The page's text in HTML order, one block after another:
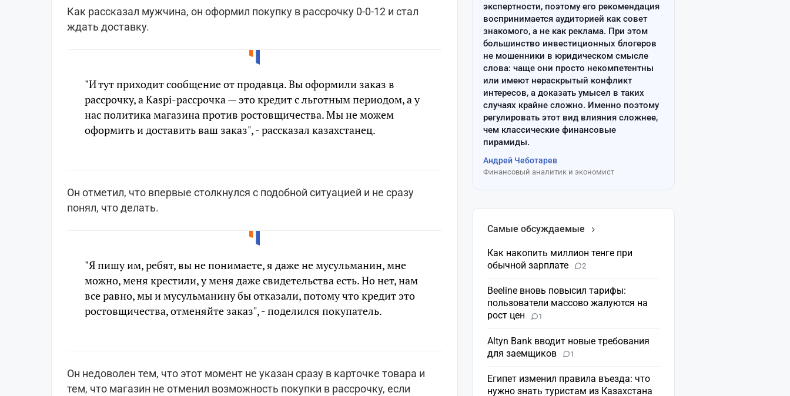
Как рассказал мужчина, он оформил покупку в рассрочку 0-0-12 и стал
ждать доставку.
"И тут приходит сообщение от продавца. Вы оформили заказ в
рассрочку, а Kaspi-рассрочка — это кредит с льготным периодом, а у
нас политика магазина против ростовщичества. Мы не можем
оформить и доставить ваш заказ", - рассказал казахстанец.
Он отметил, что впервые столкнулся с подобной ситуацией и не сразу
понял, что делать.
"Я пишу им, ребят, вы не понимаете, я даже не мусульманин, мне
можно, меня крестили, у меня даже свидетельства есть. Но нет, нам
все равно, мы и мусульманину бы отказали, потому что кредит это
ростовщичества, отменяйте заказ", - поделился покупатель.
Он недоволен тем, что этот момент не указан сразу в карточке товара и
тем, что магазин не отменил возможность покупки в рассрочку, если
экспертности, поэтому его рекомендация
воспринимается аудиторией как совет
знакомого, а не как реклама. При этом
большинство инвестиционных блогеров
не мошенники в юридическом смысле
слова: чаще они просто некомпетентны
или имеют нераскрытый конфликт
интересов, а доказать умысел в таких
случаях крайне сложно. Именно поэтому
регулировать этот вид влияния сложнее,
чем классические финансовые
пирамиды.
Андрей Чеботарев
Финансовый аналитик и экономист
Самые обсуждаемые
Как накопить миллион тенге при
обычной зарплате
2
Beeline вновь повысил тарифы:
пользователи массово жалуются на
рост цен
1
Altyn Bank вводит новые требования
для заемщиков
1
Египет изменил правила въезда: что
нужно знать туристам из Казахстана